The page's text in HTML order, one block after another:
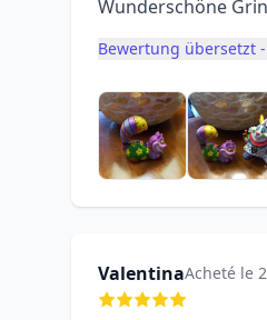
Wunderschöne
Bewertung übersetzt
ValentinaAcheté le